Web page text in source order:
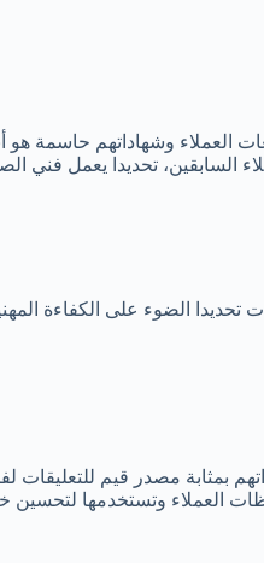
العملاء وشهاداتهم حاسمة هو
السابقين، تحديدا يعمل
تحديدا الضوء على الكفاءة
بمثابة مصدر قيم
العملاء وتستخدمها لتحسين